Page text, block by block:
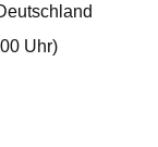
Uhr)